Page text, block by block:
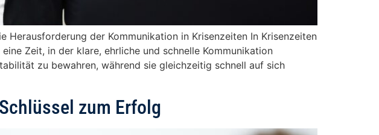
Herausforderung der Kommunikation in Krisenzeiten In Krisenzeiten
Zeit, in der klare, ehrliche und schnelle Kommunikation
zu bewahren, während sie gleichzeitig schnell auf sich
zum Erfolg